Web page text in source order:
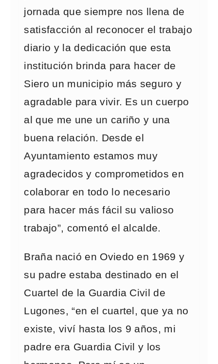
jornada que siempre nos llena de
satisfacción al reconocer el trabajo
diario y la dedicación que esta
institución brinda para hacer de
Siero un municipio más seguro y
agradable para vivir. Es un cuerpo
al que me une un cariño y una
buena relación. Desde el
Ayuntamiento estamos muy
agradecidos y comprometidos en
colaborar en todo lo necesario
para hacer más fácil su valioso
trabajo”, comentó el alcalde.
Braña nació en Oviedo en 1969 y
su padre estaba destinado en el
Cuartel de la Guardia Civil de
Lugones, “en el cuartel, que ya no
existe, viví hasta los 9 años, mi
padre era Guardia Civil y los